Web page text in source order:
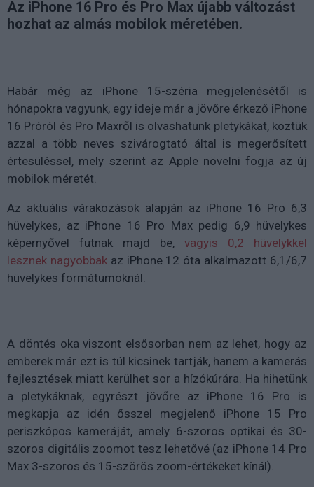
Az iPhone 16 Pro és Pro Max újabb változást
hozhat az almás mobilok méretében.
Habár még az iPhone 15-széria megjelenésétől is
hónapokra vagyunk, egy ideje már a jövőre érkező iPhone
16 Próról és Pro Maxről is olvashatunk pletykákat, köztük
azzal a több neves szivárogtató által is megerősített
értesüléssel, mely szerint az Apple növelni fogja az új
mobilok méretét.
Az aktuális várakozások alapján az iPhone 16 Pro 6,3
hüvelykes, az iPhone 16 Pro Max pedig 6,9 hüvelykes
képernyővel futnak majd be, vagyis 0,2 hüvelykkel
lesznek nagyobbakaz iPhone 12 óta alkalmazott 6,1/6,7
hüvelykes formátumoknál.
A döntés oka viszont elsősorban nem az lehet, hogy az
emberek már ezt is túl kicsinek tartják, hanem a kamerás
fejlesztések miatt kerülhet sor a hízókúrára. Ha hihetünk
a pletykáknak, egyrészt jövőre az iPhone 16 Pro is
megkapja az idén ősszel megjelenő iPhone 15 Pro
periszkópos kameráját, amely 6-szoros optikai és 30-
szoros digitális zoomot tesz lehetővé (az iPhone 14 Pro
Max 3-szoros és 15-szörös zoom-értékeket kínál).